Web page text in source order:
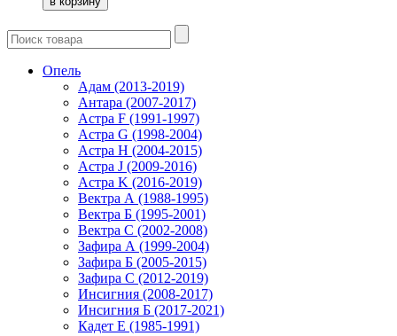
Опель
Адам (2013-2019)
Антара (2007-2017)
Астра F (1991-1997)
Астра G (1998-2004)
Астра H (2004-2015)
Астра J (2009-2016)
Астра K (2016-2019)
Вектра А (1988-1995)
Вектра Б (1995-2001)
Вектра С (2002-2008)
Зафира А (1999-2004)
Зафира Б (2005-2015)
Зафира С (2012-2019)
Инсигния (2008-2017)
Инсигния Б (2017-2021)
Кадет Е (1985-1991)